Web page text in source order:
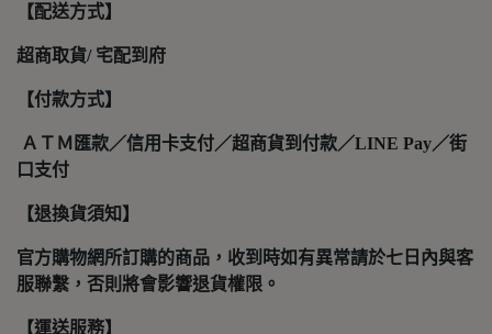
【配送方式】
超商取貨/ 宅配到府
【付款方式】
ＡＴＭ匯款／信用卡支付／超商貨到付款／LINE Pay／街
口支付
【退換貨須知】
官方購物網所訂購的商品，收到時如有異常請於七日內與客
服聯繫，否則將會影響退貨權限。
【運送服務】